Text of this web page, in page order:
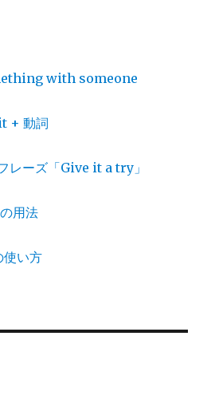
with someone
+ 動詞
レーズ「Give it a try」
用法
い方